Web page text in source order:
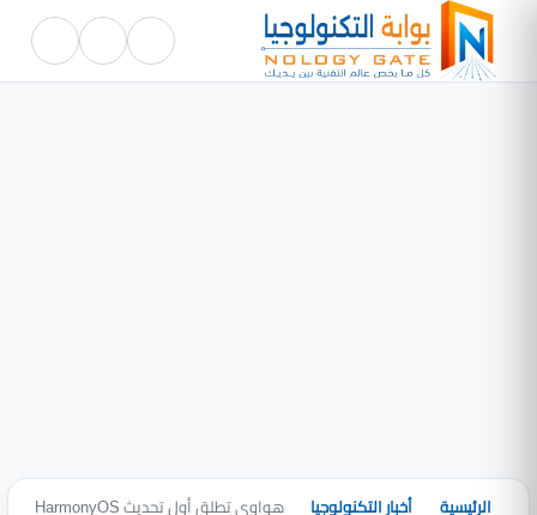
الرئيسية أخبار التكنولوجيا هواوي تطلق أول تحديث HarmonyOS